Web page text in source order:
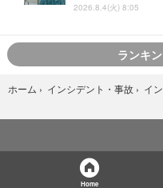
2026.8.4(火) 8:05
ランキ
ホーム › インシデント・事故 › イ
Home